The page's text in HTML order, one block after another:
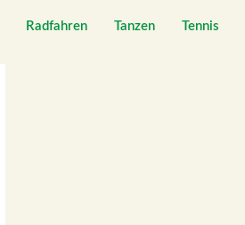
Radfahren Tanzen Tennis